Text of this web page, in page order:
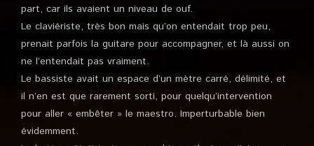
part, car ils avaient un niveau de ouf.
Le claviériste, très bon mais qu’on entendait trop peu,
prenait parfois la guitare pour accompagner, et là aussi on
ne l’entendait pas vraiment.
Le bassiste avait un espace d’un mètre carré, délimité, et
il n’en est que rarement sorti, pour quelqu’intervention
pour aller « embêter » le maestro. Imperturbable bien
évidemment.